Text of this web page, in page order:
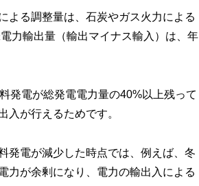
よる調整量は、石炭やガス火力による
力輸出量（輸出マイナス輸入）は、年
発電が総発電電力量の40%以上残って
入が行えるためです。
発電が減少した時点では、例えば、冬
力が余剰になり、電力の輸出入による